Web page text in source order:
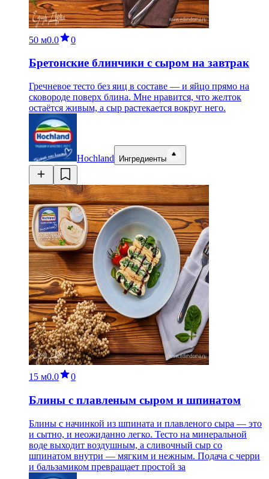
50 м0.0 0
Бретонские блинчики с сыром на завтрак
Гречневое тесто без яиц в составе — и яйцо прямо на
сковороде поверх блина. Мне нравится, что желток
остаётся живым, а сыр растекается вокруг него.
Hochland Ингредиенты
15 м0.0 0
Блины с плавленым сыром и шпинатом
Блины с начинкой из шпината и плавленого сыра — это
и сытно, и неожиданно легко. Тесто на минеральной
воде выходит воздушным, а сливочный сыр со
шпинатом внутри — мягким и нежным. Подача с черри
и бальзамиком превращает простой за